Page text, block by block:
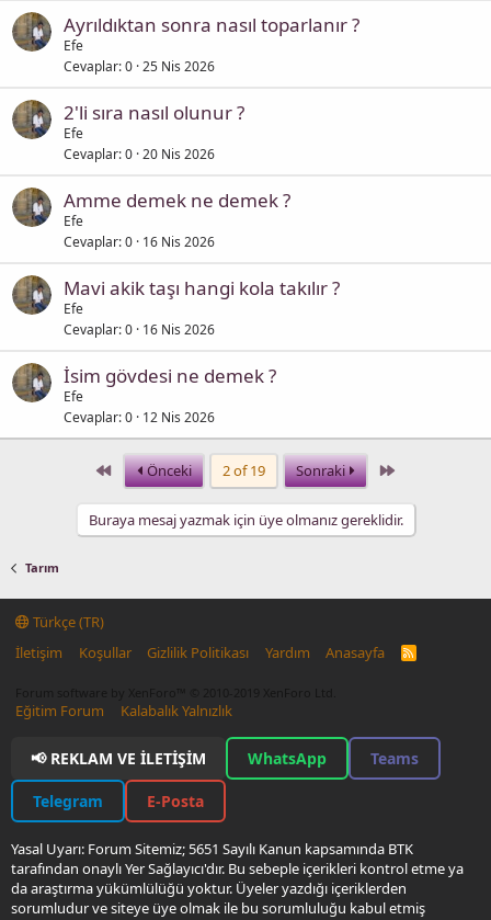
Ayrıldıktan sonra nasıl toparlanır ?
Efe
Cevaplar 0 25 Nis 2026
2'li sıra nasıl olunur ?
Efe
Cevaplar 0 20 Nis 2026
Amme demek ne demek ?
Efe
Cevaplar 0 16 Nis 2026
Mavi akik taşı hangi kola takılır ?
Efe
Cevaplar 0 16 Nis 2026
İsim gövdesi ne demek ?
Efe
Cevaplar 0 12 Nis 2026
First Önceki 2 of 19 Sonraki Last
Buraya mesaj yazmak için üye olmanız gereklidir.
Tarım
Türkçe (TR)
İletişim
Koşullar Gizlilik Politikası Yardım Anasayfa
R
Eğitim Forum Kalabalık Yalnızlık
📢 REKLAM VE İLETIŞIM WhatsApp Teams
Telegram E-Posta
Yasal Uyarı: Forum Sitemiz; 5651 Sayılı Kanun kapsamında BTK
tarafından onaylı Yer Sağlayıcı'dır. Bu sebeple içerikleri kontrol etme ya
da araştırma yükümlülüğü yoktur. Üyeler yazdığı içeriklerden
sorumludur ve siteye üye olmak ile bu sorumluluğu kabul etmiş